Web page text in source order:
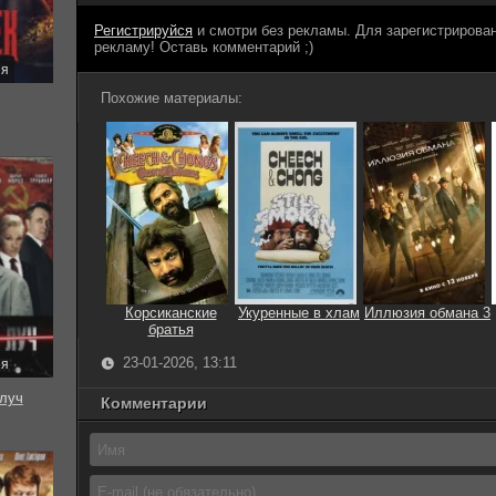
Регистрируйся и смотри без рекламы. Для
рекламу! Оставь комментарий ;)
Похожие материалы:
Корсиканские
братья
Укуренные в хлам Иллюзия обмана 3
23-01-2026, 13:11
Комментарии